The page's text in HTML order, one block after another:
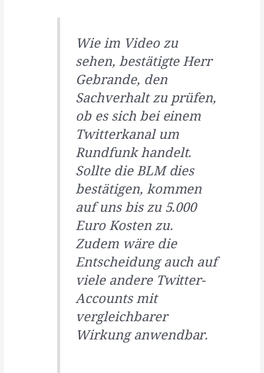
Wie im Video zu
sehen, bestätigte Herr
Gebrande, den
Sachverhalt zu prüfen,
ob es sich bei einem
Twitterkanal um
Rundfunk handelt.
Sollte die BLM dies
bestätigen, kommen
auf uns bis zu 5.000
Euro Kosten zu.
Zudem wäre die
Entscheidung auch auf
viele andere Twitter-
Accounts mit
vergleichbarer
Wirkung anwendbar.